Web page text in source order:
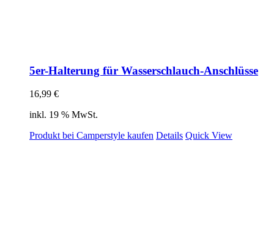
5er-Halterung für Wasserschlauch-Anschlüsse
16,99 €
inkl. 19 % MwSt.
Produkt bei Camperstyle kaufen Details Quick View